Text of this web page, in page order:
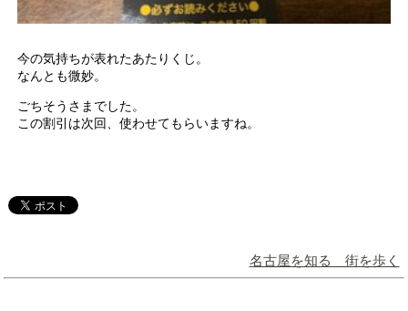
今の気持ちが表れたあたりくじ。
なんとも微妙。
ごちそうさまでした。
この割引は次回、使わせてもらいますね。
名古屋を知る 街を歩く